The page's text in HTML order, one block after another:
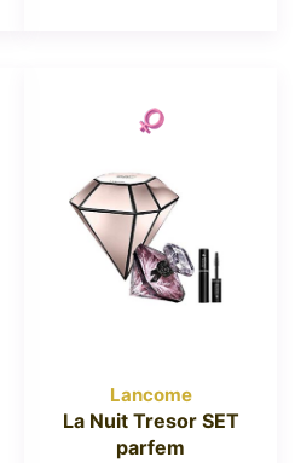
Lancome
La Nuit Tresor SET
parfem